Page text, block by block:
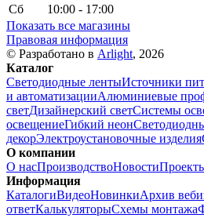
Сб
10:00 - 17:00
Показать все магазины
Правовая информация
© Разработано в Arlight, 2026
Каталог
Светодиодные лентыИсточники
и автоматизацииАлюминиевые
светДизайнерский светСистемы
освещениеГибкий неон
декорЭлектроустановочные изделия
О компании
О насПроизводствоНовости
Информация
КаталогиВидеоНовинкиАрхив
ответКалькуляторыСхемы монтажа